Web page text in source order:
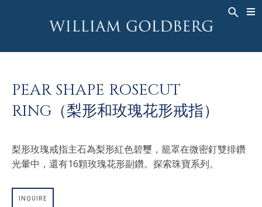
高級珠寶
男戒
項鍊
耳飾
手鐲
钟表
ASHOKA 珠宝
戒指
BANDS
項鍊
吊墜
耳飾
歷史
ASHOKA®
PEAR SHAPE ROSECUT
RING（梨形和玫瑰花形戒指）
梨形玫瑰戒指主石為梨形紅色碧璽，籠罩在微密釘雙排鑽
光暈中，還有16顆玫瑰花形副鑽。探索珠寶系列。
INQUIRE